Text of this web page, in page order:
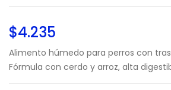
$4.235
Alimento húmedo para perros con
Fórmula con cerdo y arroz, alta